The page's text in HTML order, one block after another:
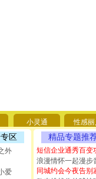
小灵通 性感丽
区
外
爱
精品专题推
短信企业通秀百变
浪漫情怀一起漫步
同城约会今夜告别